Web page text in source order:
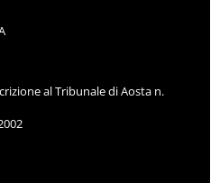
al Tribunale di Aosta n.